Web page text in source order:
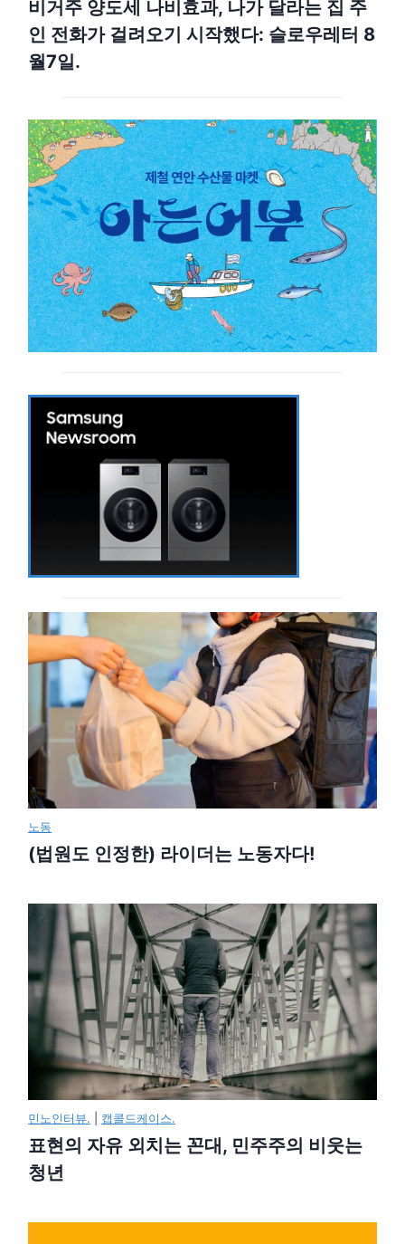
비거주 양도세 나비효과, 나가 달라는 집 주
인 전화가 걸려오기 시작했다: 슬로우레터 8
월7일.
노동
(법원도 인정한) 라이더는 노동자다!
민노인터뷰. 캡콜드케이스.
표현의 자유 외치는 꼰대, 민주주의 비웃는
청년